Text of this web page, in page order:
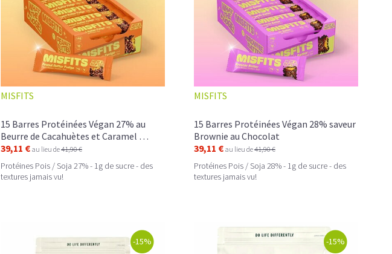
MISFITS
15 Barres Protéinées Végan 27% au
Beurre de Cacahuètes et Caramel …
39,11 € au lieu de41,90 €
Protéines Pois / Soja 27% - 1g de sucre - des
textures jamais vu!
MISFITS
15 Barres Protéinées Végan 28% saveur
Brownie au Chocolat
39,11 € au lieu de41,90 €
Protéines Pois / Soja 28% - 1g de sucre - des
textures jamais vu!
-15% -15%